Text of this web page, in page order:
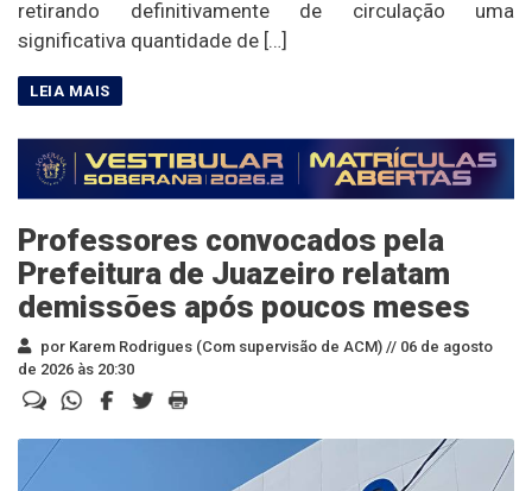
retirando definitivamente de circulação uma
significativa quantidade de […]
Professores convocados pela
Prefeitura de Juazeiro relatam
demissões após poucos meses
por Karem Rodrigues (Com supervisão de ACM) // 06 de agosto
de 2026 às 20:30